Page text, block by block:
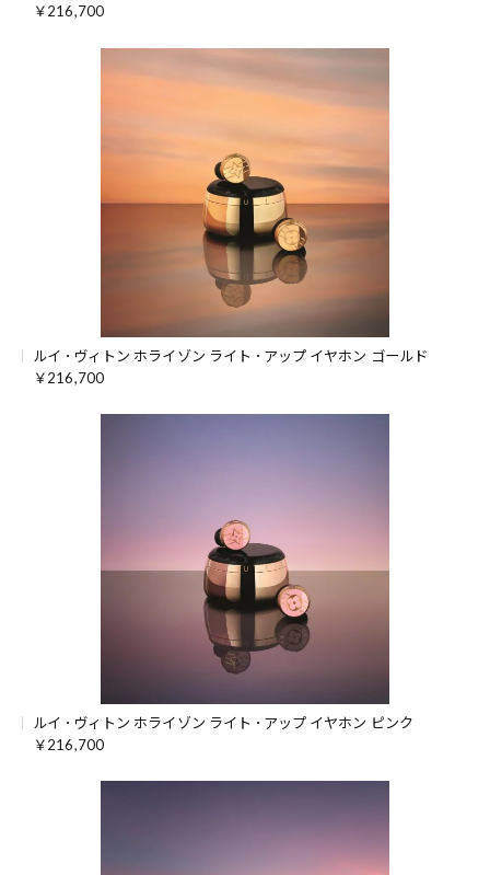
￥216,700
ルイ ･ヴィトン ホライゾン ライト ･アップ イヤホン ゴールド
￥216,700
ルイ ･ヴィトン ホライゾン ライト ･アップ イヤホン ピンク
￥216,700